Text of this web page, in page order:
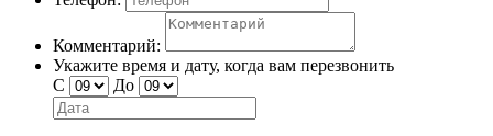
Комментарий:
Укажите время и дату, когда вам перезвонить
С
До